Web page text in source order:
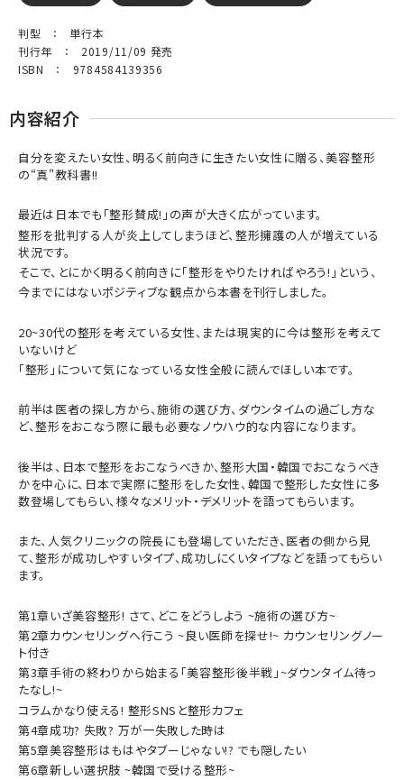
判型 ： 単行本
刊行年 ： 2019/11/09 発売
ISBN ： 9784584139356
内容紹介
自分を変えたい女性、明るく前向きに生きたい女性に贈る、美容整形
の“真"教科書!!
最近は日本でも「整形賛成!」の声が大きく広がっています。
整形を批判する人が炎上してしまうほど、整形擁護の人が増えている
状況です。
そこで、とにかく明るく前向きに「整形をやりたければやろう!」という、
今までにはないポジティブな観点から本書を刊行しました。
20~30代の整形を考えている女性、または現実的に今は整形を考えて
いないけど
「整形」について気になっている女性全般に読んでほしい本です。
前半は医者の探し方から、施術の選び方、ダウンタイムの過ごし方な
ど、整形をおこなう際に最も必要なノウハウ的な内容になります。
後半は、日本で整形をおこなうべきか、整形大国・韓国でおこなうべき
かを中心に、日本で実際に整形をした女性、韓国で整形した女性に多
数登場してもらい、様々なメリット・デメリットを語ってもらいます。
また、人気クリニックの院長にも登場していただき、医者の側から見
て、整形が成功しやすいタイプ、成功しにくいタイプなどを語ってもらい
ます。
第1章いざ美容整形! さて、どこをどうしよう ~施術の選び方~
第2章カウンセリングへ行こう ~良い医師を探せ!~ カウンセリングノー
ト付き
第3章手術の終わりから始まる「美容整形後半戦」~ダウンタイム待っ
たなし!~
コラムかなり使える! 整形SNSと整形カフェ
第4章成功? 失敗? 万が一失敗した時は
第5章美容整形はもはやタブーじゃない!? でも隠したい
第6章新しい選択肢 ~韓国で受ける整形~